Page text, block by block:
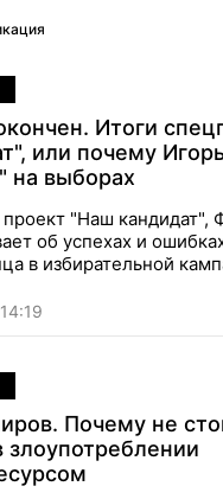
Итоги
или почему
на выборах
"Наш кандидат",
об успехах и
в избирательной
Почему не
злоупотреблении